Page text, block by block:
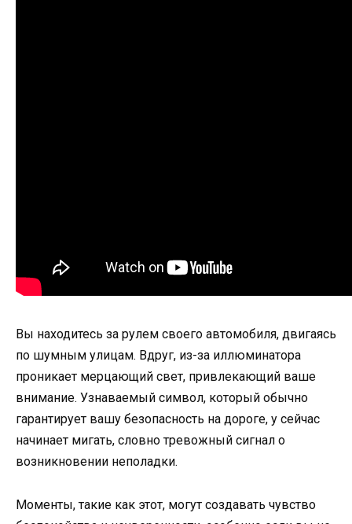
Вы находитесь за рулем своего автомобиля, двигаясь
по шумным улицам. Вдруг, из-за иллюминатора
проникает мерцающий свет, привлекающий ваше
внимание. Узнаваемый символ, который обычно
гарантирует вашу безопасность на дороге, у сейчас
начинает мигать, словно тревожный сигнал о
возникновении неполадки.
Моменты, такие как этот, могут создавать чувство